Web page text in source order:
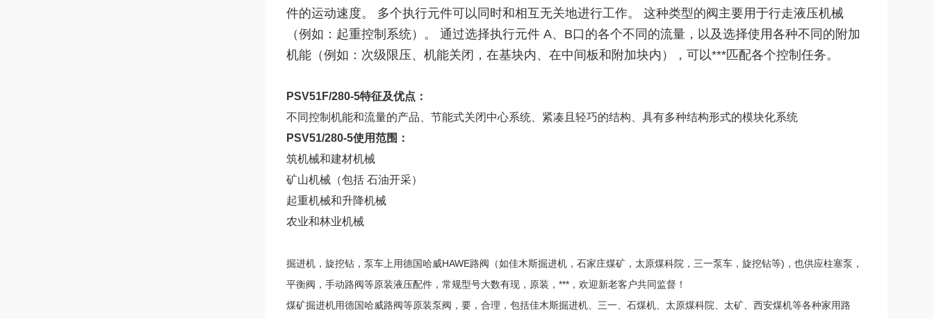
件的运动速度。 多个执行元件可以同时和相互无关地进行工作。 这种类型的阀主要用于行走液压机械
（例如：起重控制系统）。 通过选择执行元件 A、B口的各个不同的流量，以及选择使用各种不同的附加
机能（例如：次级限压、机能关闭，在基块内、在中间板和附加块内），可以***匹配各个控制任务。
PSV51F/280-5特征及优点：
不同控制机能和流量的产品、节能式关闭中心系统、紧凑且轻巧的结构、具有多种结构形式的模块化系统
PSV51/280-5使用范围：
筑机械和建材机械
矿山机械（包括 石油开采）
起重机械和升降机械
农业和林业机械
掘进机，旋挖钻，泵车上用德国哈威HAWE路阀（如佳木斯掘进机，石家庄煤矿，太原煤科院，三一泵车，旋挖钻等) ，也供应柱塞泵，
平衡阀，手动路阀等原装液压配件，常规型号大数有现，原装，***，欢迎新老客户共同监督！
煤矿掘进机用德国哈威路阀等原装泵阀，要，合理，包括佳木斯掘进机、三一、石煤机、太原煤科院、太矿、西安煤机等各种家用路